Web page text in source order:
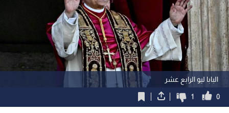
البابا ليو الرابع عشر
0
1